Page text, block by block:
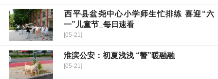
​西平县盆尧中心小学师生忙排练 喜迎“六
一”儿童节_每日速看
[05-21]
淮滨公安：初夏浅浅 “警”暖融融
[05-21]